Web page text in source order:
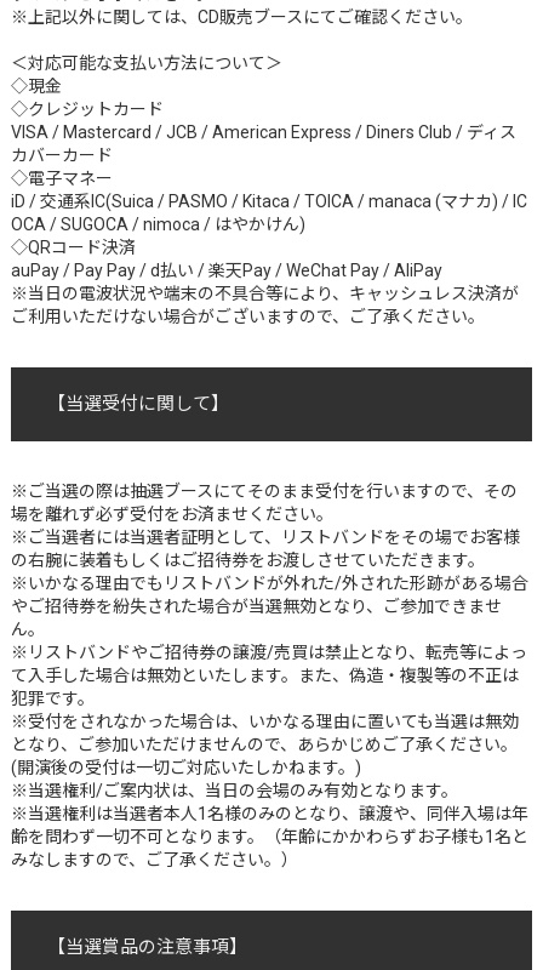
※上記以外に関しては、CD販売ブースにてご確認ください。
＜対応可能な支払い方法について＞
◇現金
◇クレジットカード
VISA / Mastercard / JCB / American Express / Diners Club / ディス
カバーカード
◇電子マネー
iD / 交通系IC(Suica / PASMO / Kitaca / TOICA / manaca (マナカ) / IC
OCA / SUGOCA / nimoca / はやかけん)
◇QRコード決済
auPay / Pay Pay / d払い / 楽天Pay / WeChat Pay / AliPay
※当日の電波状況や端末の不具合等により、キャッシュレス決済が
ご利用いただけない場合がございますので、ご了承ください。
【当選受付に関して】
※ご当選の際は抽選ブースにてそのまま受付を行いますので、その
場を離れず必ず受付をお済ませください。
※ご当選者には当選者証明として、リストバンドをその場でお客様
の右腕に装着もしくはご招待券をお渡しさせていただきます。
※いかなる理由でもリストバンドが外れた/外された形跡がある場合
やご招待券を紛失された場合が当選無効となり、ご参加できませ
ん。
※リストバンドやご招待券の譲渡/売買は禁止となり、転売等によっ
て入手した場合は無効といたします。また、偽造・複製等の不正は
犯罪です。
※受付をされなかった場合は、いかなる理由に置いても当選は無効
となり、ご参加いただけませんので、あらかじめご了承ください。
(開演後の受付は一切ご対応いたしかねます。)
※当選権利/ご案内状は、当日の会場のみ有効となります。
※当選権利は当選者本人1名様のみのとなり、譲渡や、同伴入場は年
齢を問わず一切不可となります。（年齢にかかわらずお子様も1名と
みなしますので、ご了承ください。）
【当選賞品の注意事項】